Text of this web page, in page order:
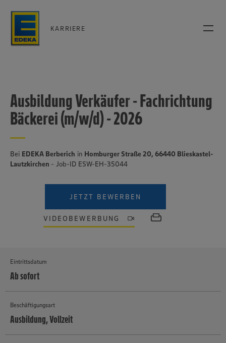
KARRIERE
Ausbildung Verkäufer - Fachrichtung
Bäckerei (m/w/d) - 2026
Bei EDEKA Berberich in Homburger Straße 20, 66440 Blieskastel-
Lautzkirchen - Job-ID ESW-EH-35044
JETZT BEWERBEN
VIDEOBEWERBUNG
Eintrittsdatum
Ab sofort
Beschäftigungsart
Ausbildung, Vollzeit